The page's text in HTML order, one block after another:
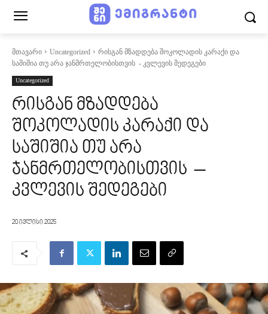
მთავარი Uncategorized
რისგან მზადდება შოკოლადის კარაქი და
საშიშია თუ არა ჯანმრთელობისთვის - კვლევის შედეგები
Uncategorized
რისგან მზადდება
შოკოლადის კარაქი და
საშიშია თუ არა
ჯანმრთელობისთვის –
კვლევის შედეგები
20 ივლისი 2025